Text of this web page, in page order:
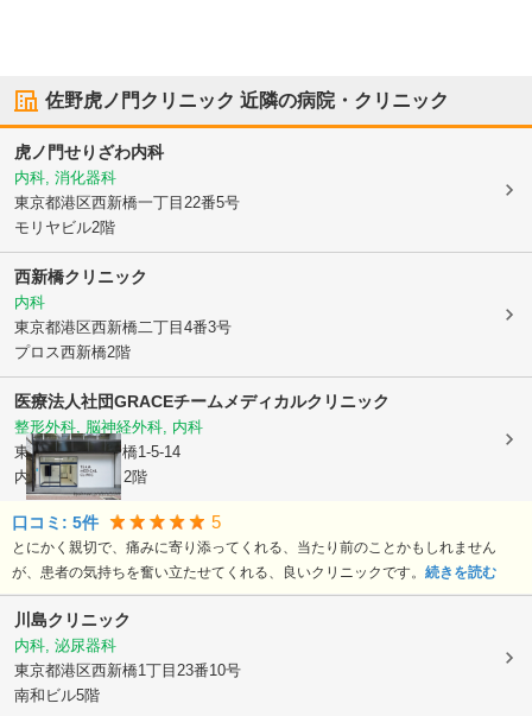
佐野虎ノ門クリニック 近隣の病院・クリニック
虎ノ門せりざわ内科
内科, 消化器科
東京都港区西新橋一丁目22番5号
モリヤビル2階
西新橋クリニック
内科
東京都港区西新橋二丁目4番3号
プロス西新橋2階
医療法人社団GRACEチームメディカルクリニック
整形外科, 脳神経外科, 内科
東京都港区西新橋1-5-14
内幸町1ビル1・2階
口コミ: 5件 5
とにかく親切で、痛みに寄り添ってくれる、当たり前のことかもしれません
が、患者の気持ちを奮い立たせてくれる、良いクリニックです。 続きを読む
川島クリニック
内科, 泌尿器科
東京都港区西新橋1丁目23番10号
南和ビル5階